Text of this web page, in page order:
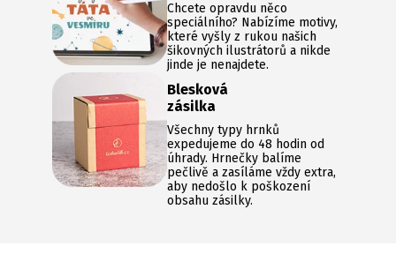
Chcete opravdu něco
speciálního? Nabízíme motivy,
které vyšly z rukou našich
šikovných ilustrátorů a nikde
jinde je nenajdete.
Blesková
zásilka
Všechny typy hrnků
expedujeme do 48 hodin od
úhrady. Hrnečky balíme
pečlivě a zasíláme vždy extra,
aby nedošlo k poškození
obsahu zásilky.